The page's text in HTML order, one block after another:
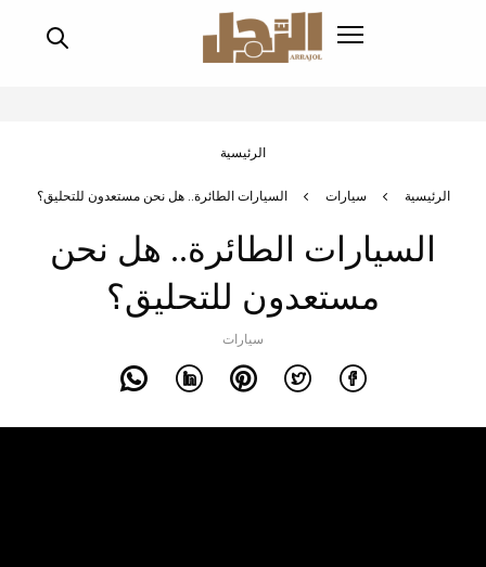
الرئيسية
الرئيسية سيارات السيارات الطائرة.. هل نحن مستعدون للتحليق؟
السيارات الطائرة.. هل نحن
مستعدون للتحليق؟
سيارات